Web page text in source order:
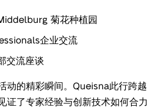
菊花种植园
企业交流
交流座谈
动的精彩瞬间。Queisna此行跨越
证了专家经验与创新技术如何合力